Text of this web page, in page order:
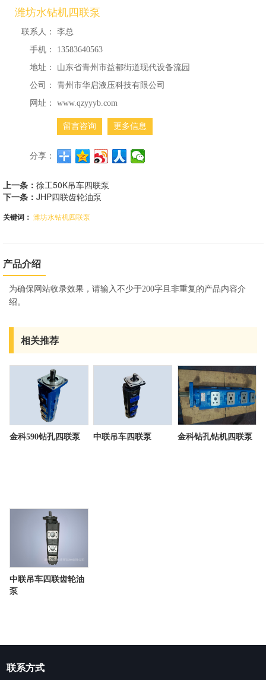
潍坊水钻机四联泵
联系人：
李总
手机：
13583640563
地址：
山东省青州市益都街道现代设备流园
公司：
青州市华启液压科技有限公司
网址：
www.qzyyyb.com
留言咨询 更多信息
分享：
上一条： 徐工50K吊车四联泵
下一条： JHP四联齿轮油泵
关键词： 潍坊水钻机四联泵
产品介绍
为确保网站收录效果，请输入不少于200字且非重复的产品内容介
绍。
相关推荐
金科590钻孔四联泵 中联吊车四联泵 金科钻孔钻机四联泵
中联吊车四联齿轮油
泵
联系方式